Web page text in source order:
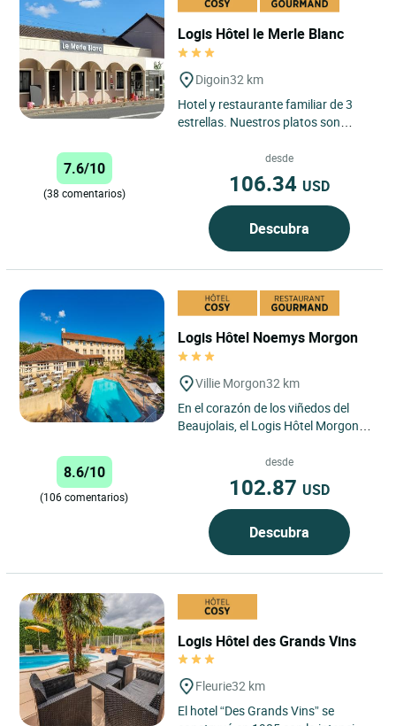
Logis Hôtel le Merle Blanc
Digoin32 km
Hotel y restaurante familiar de 3
estrellas. Nuestros platos son
locales. Ofrecemos servicio...
7.6/10
(38 comentarios)
desde
106.34 USD
Descubra
Logis Hôtel Noemys Morgon
Villie Morgon32 km
En el corazón de los viñedos del
Beaujolais, el Logis Hôtel Morgon
habitaciones climatizadas...
8.6/10
(106 comentarios)
desde
102.87 USD
Descubra
Logis Hôtel des Grands Vins
Fleurie32 km
El hotel “Des Grands Vins” se